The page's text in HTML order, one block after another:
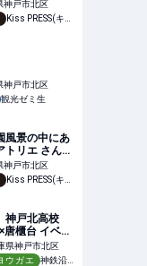
神戸市北区
Kiss PRESS(キッスプレス) | 街を、もっと楽しもう
神戸市北区
観光ゼミ生
風景の中にあ
トリエ さんぽ
ピザを堪能
神戸市北区
Kiss PRESS(キッスプレス) | 街を、もっと楽しもう
神戸北高校
櫃台 イベン
た！ - 神鉄
エ
県神戸市北区
ウガエ
神鉄沿線モヨウガエ